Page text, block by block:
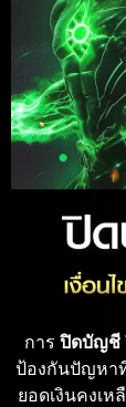
การ ปิดบัญชี
ป้องกันปัญหา
ยอดเงินคงเ